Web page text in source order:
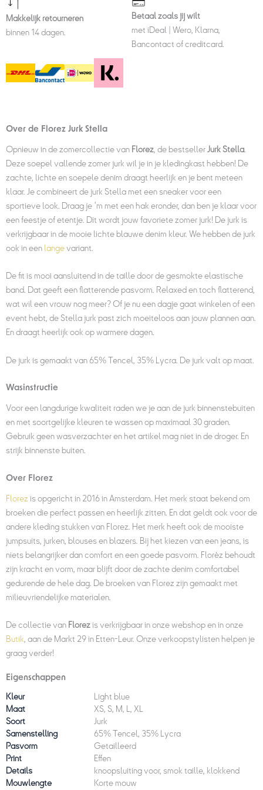
Makkelijk retourneren
binnen 14 dagen.
Betaal zoals jij wilt
met iDeal | Wero, Klarna,
Bancontact of creditcard.
Over de Florez Jurk Stella
Opnieuw in de zomercollectie van Florez , de bestsellerJurk Stella
Deze soepel vallende zomer jurk wil je in je kledingkast hebben! De
zachte, lichte en soepele denim draagt heerlijk en je bent meteen
klaar. Je combineert de jurk Stella met een sneaker voor een
sportieve look. Draag je ‘m met een hak eronder, dan ben je klaar voor
een feestje of etentje. Dit wordt jouw favoriete zomer jurk! De jurk is
verkrijgbaar in de mooie lichte blauwe denim kleur. We hebben de jurk
ook in een langevariant.
De fit is mooi aansluitend in de taille door de gesmokte elastische
band. Dat geeft een flatterende pasvorm. Relaxed en toch flatterend,
wat wil een vrouw nog meer? Of je nu een dagje gaat winkelen of een
event hebt, de Stella jurk past zich moeiteloos aan jouw plannen aan.
En draagt heerlijk ook op warmere dagen.
De jurk is gemaakt van 65% Tencel, 35% Lycra. De jurk valt op maat.
Wasinstructie
Voor een langdurige kwaliteit raden we je aan de jurk binnenstebuiten
en met soortgelijke kleuren te wassen op maximaal 30 graden.
Gebruik geen wasverzachter en het artikel mag niet in de droger. En
strijk binnenste buiten.
Over Florez
Florez is opgericht in 2016 in Amsterdam. Het merk staat bekend om
broeken die perfect passen en heerlijk zitten. En dat geldt ook voor de
andere kleding stukken van Florez. Het merk heeft ook de mooiste
jumpsuits, jurken, blouses en blazers. Bij het kiezen van een jeans, is
niets belangrijker dan comfort en een goede pasvorm. Florèz behoudt
zijn kracht en vorm, maar blijft door de zachte denim comfortabel
gedurende de hele dag. De broeken van Florez zijn gemaakt met
milieuvriendelijke materialen.
De collectie van Florezis verkrijgbaar in onze webshop en in onze
Butik , aan de Markt 29 in Etten-Leur. Onze verkoopstylisten helpen je
graag verder!
Eigenschappen
Kleur
Light blue
Maat
XS, S, M, L, XL
Soort
Jurk
Samenstelling
65% Tencel, 35% Lycra
Pasvorm
Getailleerd
Print
Effen
Details
knoopsluiting voor, smok taille, klokkend
Mouwlengte
Korte mouw